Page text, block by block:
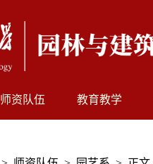
师资队伍 教育教学